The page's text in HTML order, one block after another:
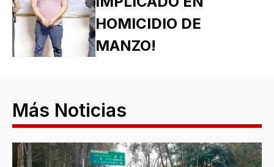
HOMICIDIO DE
MANZO!
Más Noticias